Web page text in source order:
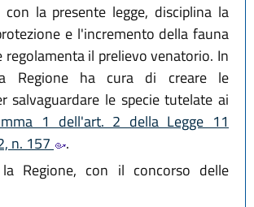
con la presente legge, disciplina la
e l'incremento della fauna
regolamenta il prelievo venatorio. In
Regione ha cura di creare le
salvaguardare le specie tutelate ai
1 dell'art. 2 della Legge 11
n. 157
.
Regione, con il concorso delle